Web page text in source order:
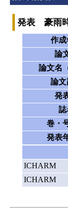
発表 豪雨
作成
論
論文名
論文
発
誌
巻・
発表
ICHARM
ICHARM